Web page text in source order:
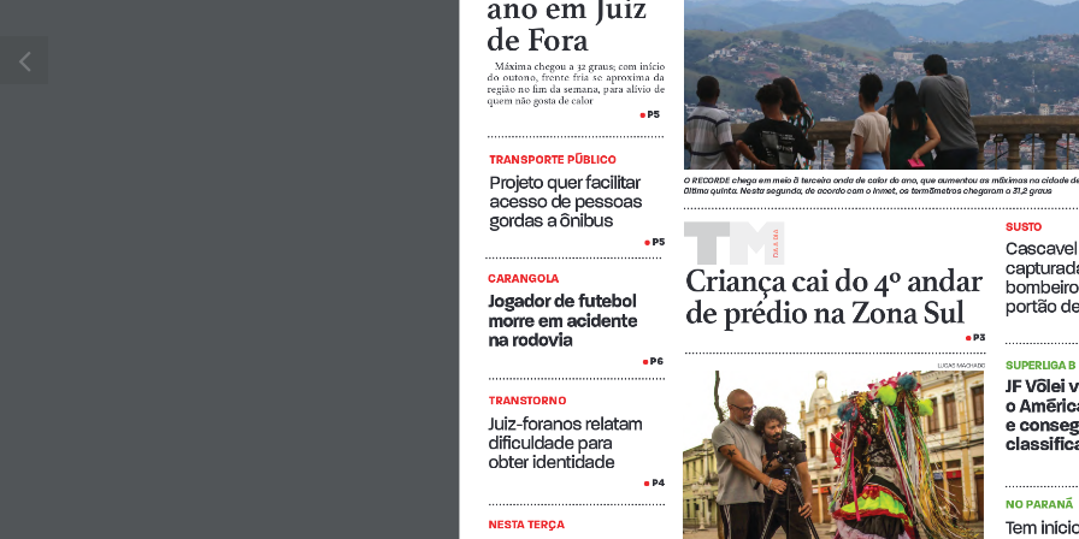
O RECORDE chega em meio à terceira onda de calor do ano, que aumentou as máximas na cidade
última quinta. Nesta segunda, de acordo com o Inmet, os termômetros chegaram a 31,2 graus
Projeto quer facilitar
acesso de pessoas
gordas a ônibus
Jogador de futebol
morre em acidente
na rodovia
Juiz-foranos relatam
dificuldade para
obter identidade
TRANSPORTE PÚBLICO
CARANGOLA
TRANSTORNO
NESTA TERÇA
• P5
• P6
• P4
Tem
NO PARANÁ
JF Vôlei
o
e
portão
SUPERLIGA B
SUSTO
ano em Juiz
de Fora
Criança cai do 4º andar
de prédio na Zona Sul
DI
A A DIA
• P5
LUCAS MACHADO
• P3
Máxima chegou a 32 graus; com início
do  outono,  frente  fria  se  aproxima  da
região no fim da semana, para alívio de
quem não gosta de calor